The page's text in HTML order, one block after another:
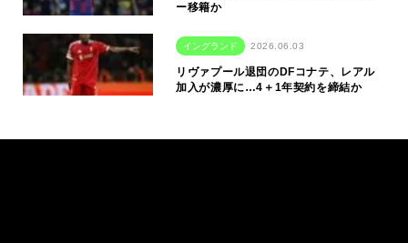
ー移籍か
イングランド 2026.06.03
リヴァプール退団のDFコナテ、レアル
加入が濃厚に…4＋1年契約を締結か